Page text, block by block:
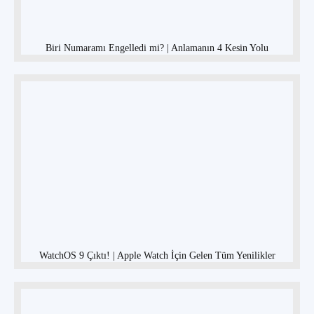
Biri Numaramı Engelledi mi? | Anlamanın 4 Kesin Yolu
WatchOS 9 Çıktı! | Apple Watch İçin Gelen Tüm Yenilikler